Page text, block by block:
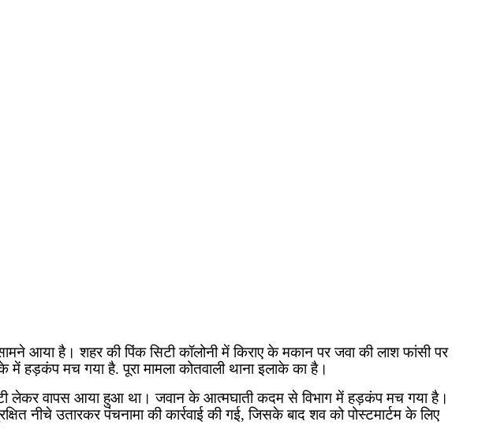
आया है। शहर की पिंक सिटी कॉलोनी में किराए के मकान पर जवा की लाश फांसी पर
में हड़कंप मच गया है. पूरा मामला कोतवाली थाना इलाके का है।
लेकर वापस आया हुआ था। जवान के आत्मघाती कदम से विभाग में हड़कंप मच गया है।
नीचे उतारकर पंचनामा की कार्रवाई की गई,जिसके बाद शव को पोस्टमार्टम के लिए